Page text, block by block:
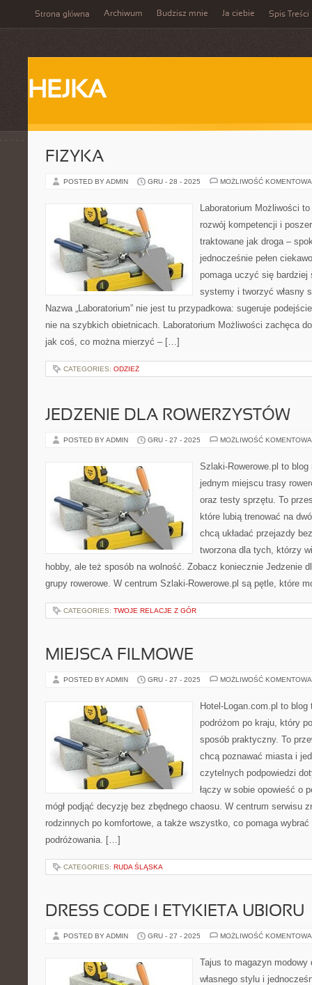
Strona główna Archiwum Budzisz mnie Ja ciebie Spis Treści
HEJKA
FIZYKA
POSTED BY ADMIN GRU - 28 - 2025 MOŻLIWOŚĆ
Laboratorium Możliwości
rozwój kompetencji i
traktowane jak droga –
jednocześnie pełen
pomaga uczyć się bardziej
systemy i tworzyć własny
Nazwa „Laboratorium” nie jest tu przypadkowa: sugeruje
nie na szybkich obietnicach. Laboratorium Możliwości zachęca
jak coś, co można mierzyć – […]
CATEGORIES: ODZIEŻ
JEDZENIE DLA ROWERZYSTÓW
POSTED BY ADMIN GRU - 27 - 2025 MOŻLIWOŚĆ
Szlaki-Rowerowe.pl to blog
jednym miejscu trasy
oraz testy sprzętu. To
które lubią trenować na
chcą układać przejazdy
tworzona dla tych, którzy
hobby, ale też sposób na wolność. Zobacz koniecznie Jedzenie
grupy rowerowe. W centrum Szlaki-Rowerowe.pl są pętle, które
CATEGORIES: TWOJE RELACJE Z GÓR
MIEJSCA FILMOWE
POSTED BY ADMIN GRU - 27 - 2025 MOŻLIWOŚĆ
Hotel-Logan.com.pl to
podróżom po kraju, który
sposób praktyczny. To
chcą poznawać miasta i
czytelnych podpowiedzi
łączy w sobie opowieść o
mógł podjąć decyzję bez zbędnego chaosu. W centrum serwisu
rodzinnych po komfortowe, a także wszystko, co pomaga
podróżowania. […]
CATEGORIES: RUDA ŚLĄSKA
DRESS CODE I ETYKIETA UBIORU
POSTED BY ADMIN GRU - 27 - 2025 MOŻLIWOŚĆ
Tajus to magazyn
własnego stylu i